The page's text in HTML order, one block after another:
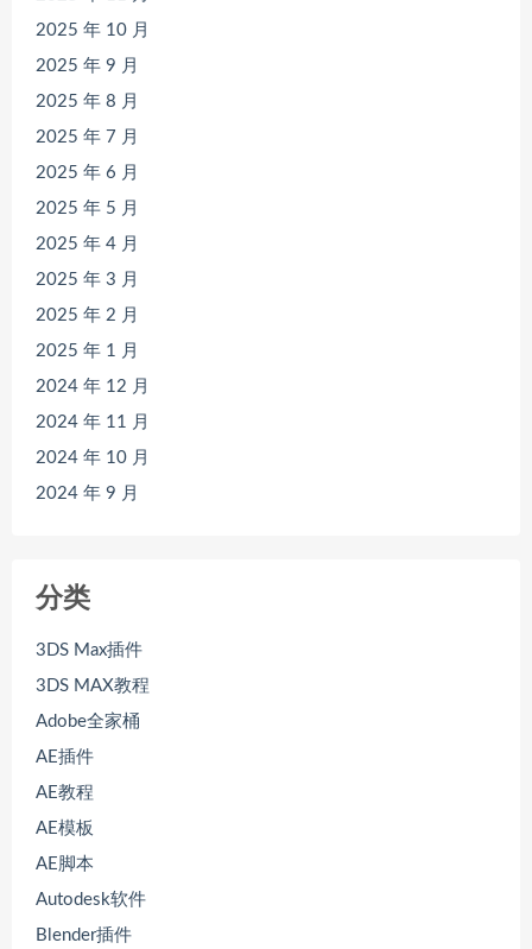
2025 年 10 月
2025 年 9 月
2025 年 8 月
2025 年 7 月
2025 年 6 月
2025 年 5 月
2025 年 4 月
2025 年 3 月
2025 年 2 月
2025 年 1 月
2024 年 12 月
2024 年 11 月
2024 年 10 月
2024 年 9 月
分类
3DS Max插件
3DS MAX教程
Adobe全家桶
AE插件
AE教程
AE模板
AE脚本
Autodesk软件
Blender插件